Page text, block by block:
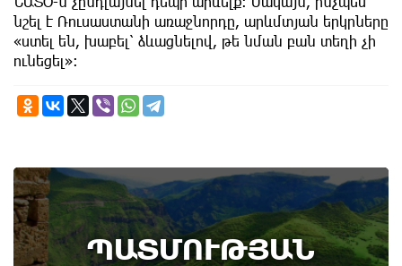
նշել է Ռուսաստանի առաջնորդը, արևմտյան երկրները
«ստել են, խաբել՝ ձևացնելով, թե նման բան տեղի չի
ունեցել»:
ՊԱՏՄՈՒԹՅԱՆ